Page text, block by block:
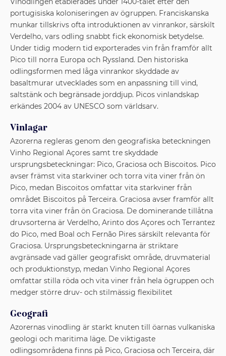
portugisiska koloniseringen av ögruppen. Franciskanska
munkar tillskrivs ofta introduktionen av vinrankor, särskilt
Verdelho, vars odling snabbt fick ekonomisk betydelse.
Under tidig modern tid exporterades vin från framför allt
Pico till norra Europa och Ryssland. Den historiska
odlingsformen med låga vinrankor skyddade av
basaltmurar utvecklades som en anpassning till vind,
saltstänk och begränsade jorddjup. Picos vinlandskap
erkändes 2004 av UNESCO som världsarv.
Vinlagar
Azorerna regleras genom den geografiska beteckningen
Vinho Regional Açores samt tre skyddade
ursprungsbeteckningar: Pico, Graciosa och Biscoitos. Pico
avser främst vita starkviner och torra vita viner från ön
Pico, medan Biscoitos omfattar vita starkviner från
området Biscoitos på Terceira. Graciosa avser framför allt
torra vita viner från ön Graciosa. De dominerande tillåtna
druvsorterna är Verdelho, Arinto dos Açores och Terrantez
do Pico, med Boal och Fernão Pires särskilt relevanta för
Graciosa. Ursprungsbeteckningarna är striktare
avgränsade vad gäller geografiskt område, druvmaterial
och produktionstyp, medan Vinho Regional Açores
omfattar stilla röda och vita viner från hela ögruppen och
medger större druv- och stilmässig flexibilitet
Geografi
Azorernas vinodling är starkt knuten till öarnas vulkaniska
geologi och maritima läge. De viktigaste
odlingsområdena finns på Pico, Graciosa och Terceira, där